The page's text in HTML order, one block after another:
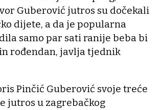
Guberović jutros su dočekali
dijete, a da je popularna
samo par sati ranije beba bi
rođendan, javlja tjednik
Pinčić Guberović svoje treće
jutros u zagrebačkog